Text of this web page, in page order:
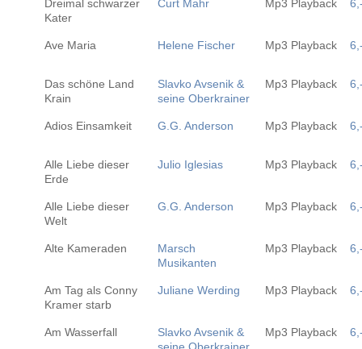
Dreimal schwarzer
Kater
Curt Mahr Mp3 Playback
Ave Maria Helene Fischer Mp3 Playback
Das schöne Land
Krain
Slavko Avsenik &
seine Oberkrainer
Mp3 Playback
Adios Einsamkeit G.G. Anderson Mp3 Playback
Alle Liebe dieser
Erde
Julio Iglesias Mp3 Playback
Alle Liebe dieser
Welt
G.G. Anderson Mp3 Playback
Alte Kameraden
Marsch
Musikanten
Mp3 Playback
Am Tag als Conny
Kramer starb
Juliane Werding Mp3 Playback
Am Wasserfall
Slavko Avsenik &
Mp3 Playback